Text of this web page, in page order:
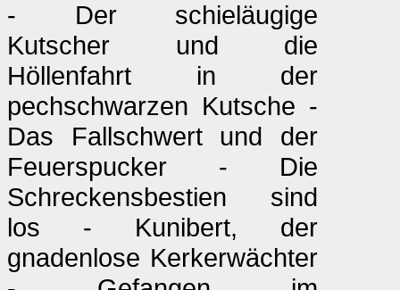
- Der schieläugige
Kutscher und die
Höllenfahrt in der
pechschwarzen Kutsche -
Das Fallschwert und der
Feuerspucker - Die
Schreckensbestien sind
los - Kunibert, der
gnadenlose Kerkerwächter